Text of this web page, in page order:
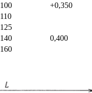
+0,350
100
110
125
0,400
140
160